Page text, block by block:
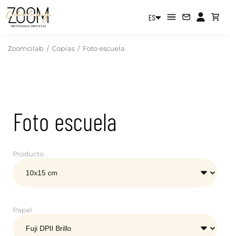
ES
Zoomcilab / Copias / Foto escuela
Foto escuela
Producto
Papel